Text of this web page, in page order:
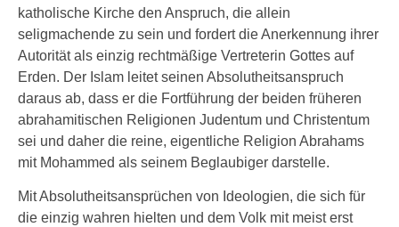
katholische Kirche den Anspruch, die allein
seligmachende zu sein und fordert die Anerkennung ihrer
Autorität als einzig rechtmäßige Vertreterin Gottes auf
Erden. Der Islam leitet seinen Absolutheitsanspruch
daraus ab, dass er die Fortführung der beiden früheren
abrahamitischen Religionen Judentum und Christentum
sei und daher die reine, eigentliche Religion Abrahams
mit Mohammed als seinem Beglaubiger darstelle.
Mit Absolutheitsansprüchen von Ideologien, die sich für
die einzig wahren hielten und dem Volk mit meist erst